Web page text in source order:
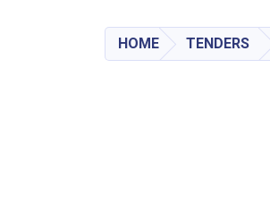
HOME TENDERS